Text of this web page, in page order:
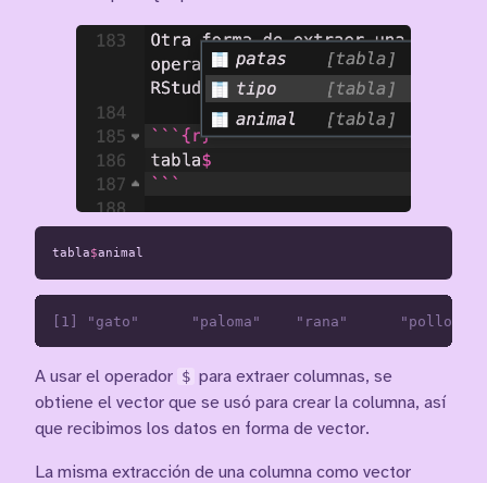
tabla$animal
A usar el operador $ para extraer columnas, se
obtiene el vector que se usó para crear la columna, así
que recibimos los datos en forma de vector.
La misma extracción de una columna como vector